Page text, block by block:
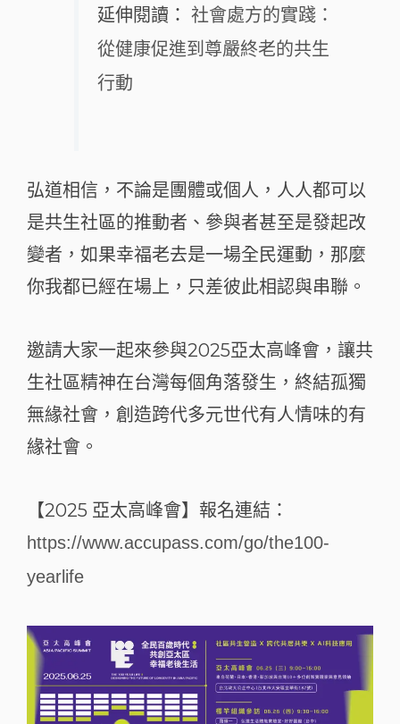
延伸閱讀： 社會處方的實踐：
從健康促進到尊嚴終老的共生
行動
弘道相信，不論是團體或個人，人人都可以
是共生社區的推動者、參與者甚至是發起改
變者，如果幸福老去是一場全民運動，那麼
你我都已經在場上，只差彼此相認與串聯。
邀請大家一起來參與2025亞太高峰會，讓共
生社區精神在台灣每個角落發生，終結孤獨
無緣社會，創造跨代多元世代有人情味的有
緣社會。
【2025 亞太高峰會】報名連結：
https://www.accupass.com/go/the100-
yearlife